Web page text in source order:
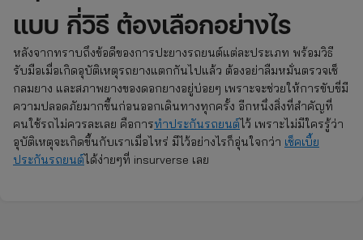
แบบ กี่วิธี ต้องเลือกอย่างไร
หลังจากทราบถึงข้อดีของการปะยางรถยนต์แต่ละประเภท พร้อมวิธี
รับมือเมื่อเกิดอุบัติเหตุรถยางแตกกันไปแล้ว ต้องอย่าลืมหมั่นตรวจเช็
กลมยาง และสภาพยางของดอกยางอยู่บ่อยๆ เพราะจะช่วยให้การขับขี่มี
ความปลอดภัยมากขึ้นก่อนออกเดินทางทุกครั้ง อีกหนึ่งสิ่งที่สำคัญที่
คนใช้รถไม่ควรละเลย คือการทำประกันรถยนต์ไว้ เพราะไม่มีใครรู้ว่า
อุบัติเหตุจะเกิดขึ้นกับเราเมื่อไหร่ มีไว้อย่างไรก็อุ่นใจกว่า เช็คเบี้ย
ประกันรถยนต์ได้ง่ายๆที่ insurverse เลย